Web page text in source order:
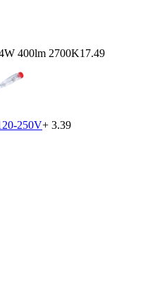
400lm 2700K17.49
250V+ 3.39